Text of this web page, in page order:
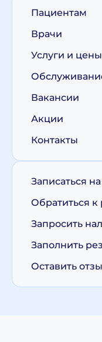
Пациентам
Врачи
Услуги и цены
Вакансии
Акции
Контакты
Записаться
Обратиться к
Запросить
Заполнить
Оставить